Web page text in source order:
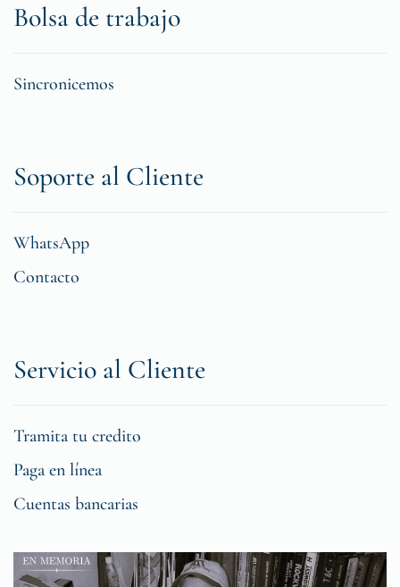
Bolsa de trabajo
Sincronicemos
Soporte al Cliente
WhatsApp
Contacto
Servicio al Cliente
Tramita tu credito
Paga en línea
Cuentas bancarias